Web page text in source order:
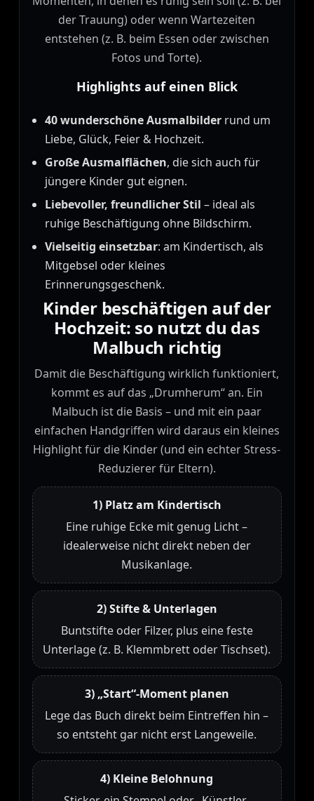
der Trauung) oder wenn Wartezeiten
entstehen (z. B. beim Essen oder zwischen
Fotos und Torte).
Highlights auf einen Blick
40 wunderschöne Ausmalbilderrund um
Liebe, Glück, Feier & Hochzeit.
Große Ausmalflächen, die sich auch für
jüngere Kinder gut eignen.
Liebevoller, freundlicher Stil – ideal als
ruhige Beschäftigung ohne Bildschirm.
Vielseitig einsetzbar: am Kindertisch, als
Mitgebsel oder kleines
Erinnerungsgeschenk.
Kinder beschäftigen auf der
Hochzeit: so nutzt du das
Malbuch richtig
Damit die Beschäftigung wirklich funktioniert,
kommt es auf das „Drumherum“ an. Ein
Malbuch ist die Basis – und mit ein paar
einfachen Handgriffen wird daraus ein kleines
Highlight für die Kinder (und ein echter Stress-
Reduzierer für Eltern).
1) Platz am Kindertisch
Eine ruhige Ecke mit genug Licht –
idealerweise nicht direkt neben der
Musikanlage.
2) Stifte & Unterlagen
Buntstifte oder Filzer, plus eine feste
Unterlage (z. B. Klemmbrett oder Tischset).
3) „Start“-Moment planen
Lege das Buch direkt beim Eintreffen hin –
so entsteht gar nicht erst Langeweile.
4) Kleine Belohnung